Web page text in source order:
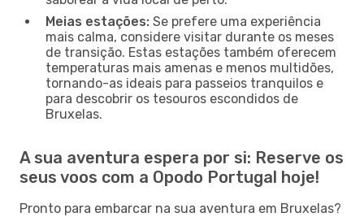
Meias estações: Se prefere uma experiência
mais calma, considere visitar durante os meses
de transição. Estas estações também oferecem
temperaturas mais amenas e menos multidões,
tornando-as ideais para passeios tranquilos e
para descobrir os tesouros escondidos de
Bruxelas.
A sua aventura espera por si: Reserve os
seus voos com a Opodo Portugal hoje!
Pronto para embarcar na sua aventura em Bruxelas?